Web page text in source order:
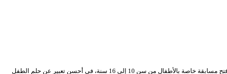
سطر المسرح الوطني الجزائري محي الدين بشطارزي برنامجا مميزا لشهر جوان، معظمه موجه للصغار، بتنظيم الأيام المسرحية للأطفال، من 01 إلى 14 جوان 2022، وفتح مسابقة خاصة بالأطفال من سن 10 إلى 16 سنة، في أحسن تعبير عن حلم الطفل